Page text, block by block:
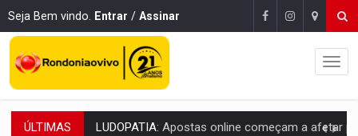
Seja Bem vindo. Entrar / Assinar
ÚLTIMAS REFLORESTAMENTO: Plantar árvores não será mais suficiente para